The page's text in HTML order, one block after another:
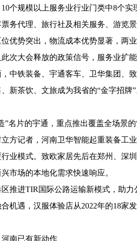
个规模以上服务业行业门类中8个
务代理、旅行社及相关服务、游览
势突出，物流成本优势显著，两
次大会释放的政策信号，服务业扩
铁装备、宇通客车、卫华集团、致
新茶饮、文旅成为我省的“金字招
片的宇通，重点推出覆盖全场景的
方记者，河南卫华智能起重装备工
业模式。致欧家居先后在郑州、深
市场的本地化需求快速响应。
进TIR国际公路运输新模式，助力
机遇，汉服体验店从2022年的18家
南已有新动作